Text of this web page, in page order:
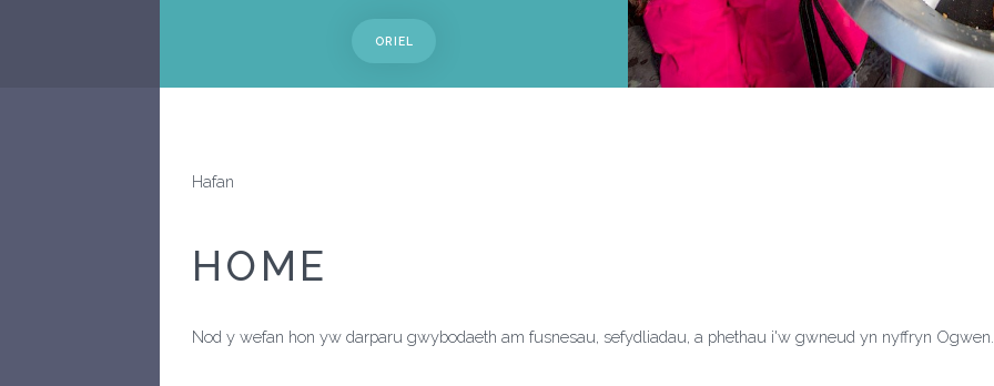
ORIEL
Hafan
HOME
Nod y wefan hon yw darparu gwybodaeth am fusnesau, sefydliadau, a phethau i'w gwneud yn nyffryn Ogwen.